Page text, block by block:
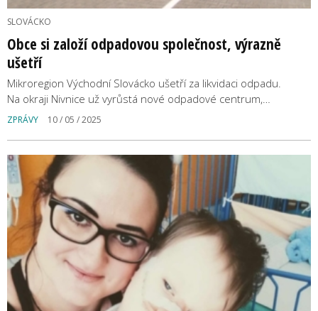
SLOVÁCKO
Obce si založí odpadovou společnost, výrazně
ušetří
Mikroregion Východní Slovácko ušetří za likvidaci odpadu.
Na okraji Nivnice už vyrůstá nové odpadové centrum,…
ZPRÁVY 10 / 05 / 2025